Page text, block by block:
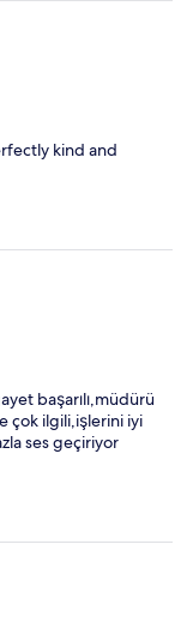
kind and
başarılı,müdürü
çok ilgili,işlerini iyi
ses geçiriyor